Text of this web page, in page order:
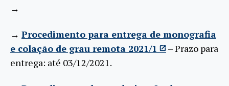
→
→ Procedimento para entrega de monografia
e colação de grau remota 2021/1
– Prazo para
entrega: até 03/12/2021 .